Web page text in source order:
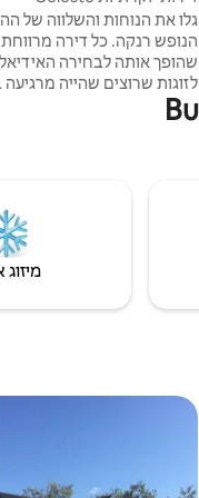
גלו את הנוחות והשלווה של
הנופש רנקה. כל דירה
שהופך אותה לבחירה
לזוגות שרוצים שהייה
ממוקמות במרכז אתר הנופש,
מיזוג